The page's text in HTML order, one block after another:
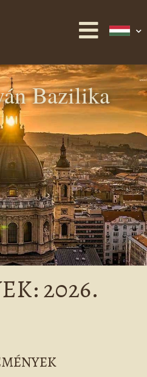
Bazilika
2026.